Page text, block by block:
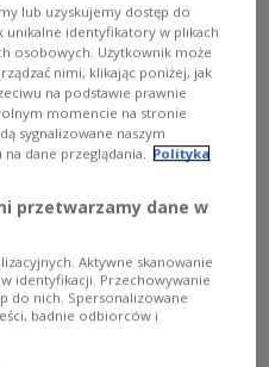
AA/ABACA/Abaca/East News
in Teheran und Tel
und beobachteten
Es gebe aktuell
eine Evakuierung
sei. „Sollte sich
betonte er. Die
Personals sei
es keine Berichte über
lub uzyskujemy dostęp do
unikalne identyfikatory w plikach
osobowych. Użytkownik może
nimi, klikając poniżej, jak
na podstawie prawnie
momencie na stronie
sygnalizowane naszym
dane przeglądania.
Polityka
przetwarzamy dane w
Aktywne skanowanie
identyfikacji. Przechowywanie
do nich. Spersonalizowane
badnie odbiorców i